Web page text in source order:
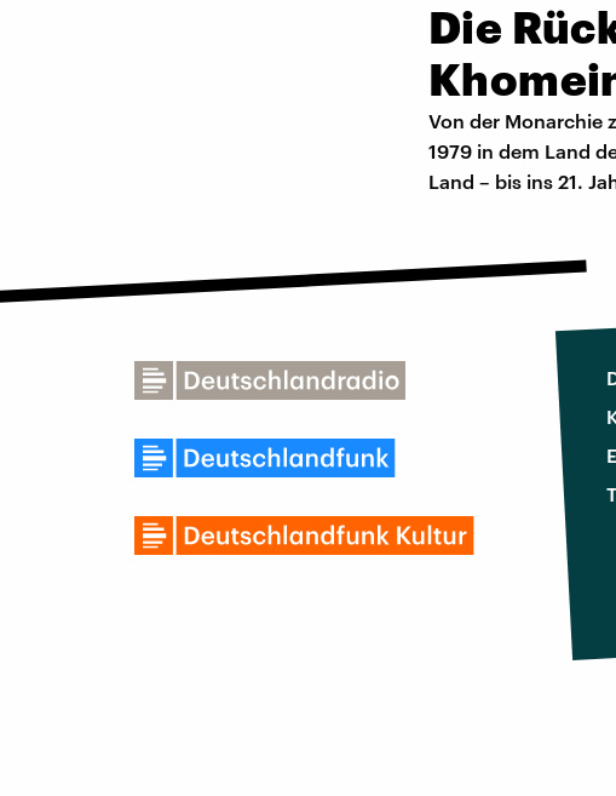
Die
Von der Monarchie
1979 in dem Land
Land – bis ins 21.